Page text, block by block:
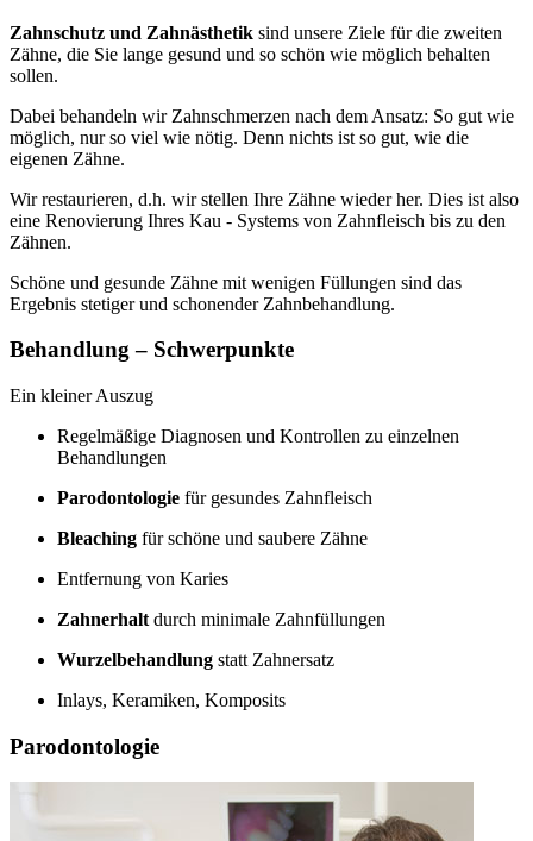
Zahnschutz und Zahnästhetik sind unsere Ziele für die zweiten
Zähne, die Sie lange gesund und so schön wie möglich behalten
sollen.
Dabei behandeln wir Zahnschmerzen nach dem Ansatz: So gut wie
möglich, nur so viel wie nötig. Denn nichts ist so gut, wie die
eigenen Zähne.
Wir restaurieren, d.h. wir stellen Ihre Zähne wieder her. Dies ist also
eine Renovierung Ihres Kau - Systems von Zahnfleisch bis zu den
Zähnen.
Schöne und gesunde Zähne mit wenigen Füllungen sind das
Ergebnis stetiger und schonender Zahnbehandlung.
Behandlung – Schwerpunkte
Ein kleiner Auszug
Regelmäßige Diagnosen und Kontrollen zu einzelnen
Behandlungen
Parodontologie für gesundes Zahnfleisch
Bleaching für schöne und saubere Zähne
Entfernung von Karies
Zahnerhalt durch minimale Zahnfüllungen
Wurzelbehandlung statt Zahnersatz
Inlays, Keramiken, Komposits
Parodontologie